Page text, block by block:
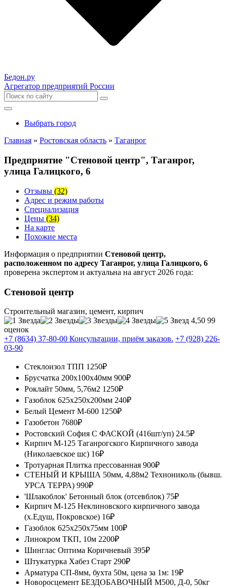
Бедон.ру
Агрегатор предприятий России
Выбрать город
Главная » Ростовская область » Таганрог
Предприятие "Стеновой центр", Таганрог,
улица Галицкого, 6
Отзывы (32)
Адрес и режим работы
Специализация
Цены (34)
На карте
Похожие места
Информация о предприятии Стеновой центр,
расположенном по адресу Таганрог, улица Галицкого, 6
проверена экспертом и актуальна на август 2026 года:
Стеновой центр
Строительный магазин, цемент, кирпич
4,50 99
оценок
+7 (8634) 37-80-00 Консультации, приём заказов. +7 (928) 226-
03-90
Стеклоизол ТПП 1250₽
Брусчатка 200х100х40мм 900₽
Роклайт 50мм, 5,76м2 1250₽
Газоблок 625х250х200мм 240₽
Белый Цемент М-600 1250₽
Газобетон 7680₽
Ростовский София С ФАСКОЙ (416шт/уп) 24.5₽
Кирпич М-125 Таганрогского Кирпичного завода
(Николаевское шс) 16₽
Тротуарная Плитка прессованная 900₽
СТЕНЫЙ И КРЫША 50мм, 4,88м2 Технониколь (бывш.
УРСА ТЕРРА) 990₽
'Шлакоблок' Бетонный блок (отсевблок) 75₽
Кирпич М-125 Неклиновского кирпичного завода
(х.Едуш, Покровское) 16₽
Газоблок 625х250х75мм 100₽
Линокром ТКП, 10м 2200₽
Шинглас Оптима Коричневый 395₽
Штукатурка Хабез Старт 290₽
Арматура СП-8мм, бухта 50м, цена за 1м: 19₽
Новоросцемент БЕЗДОБАВОЧНЫЙ М500, Д-0, 50кг